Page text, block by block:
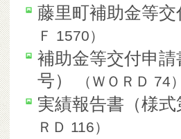
藤里町補助金等交
Ｆ
1570）
補助金等交付申
号）
（ ＷＯＲＤ 74）
実績報告書（様式
ＲＤ 116）